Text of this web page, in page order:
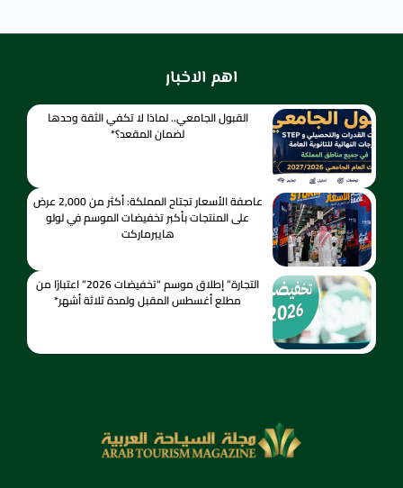
اهم الاخبار
القبول الجامعي.. لماذا لا تكفي الثقة وحدها
لضمان المقعد؟*
عاصفة الأسعار تجتاح المملكة: أكثر من 2,000 عرض
على المنتجات بأكبر تخفيضات الموسم في لولو
هايبرماركت
التجارة” إطلاق موسم “تخفيضات 2026” اعتبارًا من
مطلع أغسطس المقبل ولمدة ثلاثة أشهر*